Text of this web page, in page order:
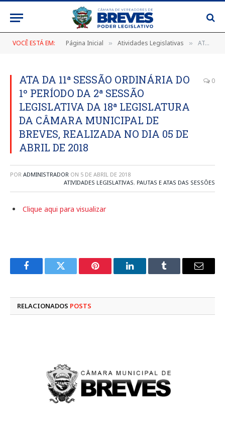
VOCÊ ESTÁ EM: Página Inicial » Atividades Legislativas » ATA DA 11ª SESSÃO ORDINÁRIA DO 1º PERÍODO DA 2ª SESSÃO LEGISLATIVA DA 18ª LEGISLATURA DA CÂMARA MUNICIPAL DE BREVES, REALIZADA NO DIA 05 DE ABRIL DE 2018
ATA DA 11ª SESSÃO ORDINÁRIA DO
1º PERÍODO DA 2ª SESSÃO
LEGISLATIVA DA 18ª LEGISLATURA
DA CÂMARA MUNICIPAL DE
BREVES, REALIZADA NO DIA 05 DE
ABRIL DE 2018
0
POR ADMINISTRADOR ON 5 DE ABRIL DE 2018
ATIVIDADES LEGISLATIVAS, PAUTAS E ATAS DAS SESSÕES
Clique aqui para visualizar
FacebookTwitter Pinterest LinkedInTumblr
E-
RELACIONADOS POSTS